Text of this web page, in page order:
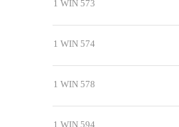
1 WIN 573
1 WIN 574
1 WIN 578
1 WIN 594